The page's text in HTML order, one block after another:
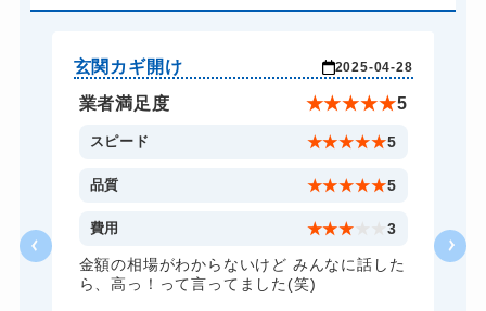
スーツケースカギ開け 8,800円～(税込)
金庫カギ開け 14,300円～(税込)
金庫カギ修理 11,000円～(税込)
ロッカーカギ開け 8,800円～(税込)
10,780円～(税込)
8,800円～(税込)
ドアノブカギ交換
玄関カギ開け 2025-04-28
業者満足度 ★★★★★5
スピード ★★★★★5
品質 ★★★★★5
費用 ★★★ 3
金額の相場がわからないけど みんなに話した
ら、高っ！って言ってました(笑)